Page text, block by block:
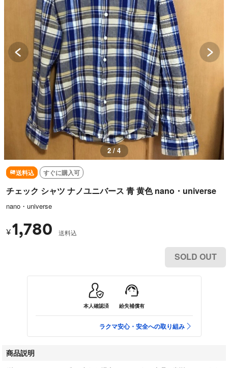
2 / 4
送料込 すぐに購入可
チェック シャツ ナノユニバース 青 黄色 nano・universe
nano・universe
¥1,780 送料込
SOLD OUT
本人確認済 紛失補償有
ラクマ安心・安全への取り組み
商品説明